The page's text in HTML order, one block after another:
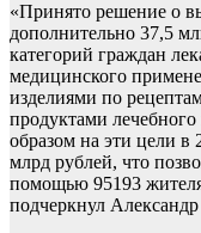
«Принято решение о
дополнительно 37,5
категорий граждан
медицинского
изделиями по
продуктами
образом на эти цели в
млрд рублей, что
помощью 95193
подчеркнул